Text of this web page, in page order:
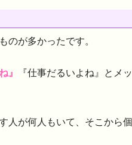
のが多かったです。
』
『仕事だるいよね』とメ
人が何人もいて、そこから